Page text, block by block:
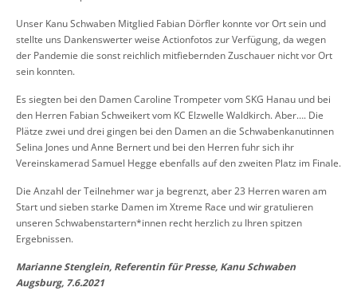
Unser Kanu Schwaben Mitglied Fabian Dörfler konnte vor Ort sein und
stellte uns Dankenswerter weise Actionfotos zur Verfügung, da wegen
der Pandemie die sonst reichlich mitfiebernden Zuschauer nicht vor Ort
sein konnten.
Es siegten bei den Damen Caroline Trompeter vom SKG Hanau und bei
den Herren Fabian Schweikert vom KC Elzwelle Waldkirch. Aber…. Die
Plätze zwei und drei gingen bei den Damen an die Schwabenkanutinnen
Selina Jones und Anne Bernert und bei den Herren fuhr sich ihr
Vereinskamerad Samuel Hegge ebenfalls auf den zweiten Platz im Finale.
Die Anzahl der Teilnehmer war ja begrenzt, aber 23 Herren waren am
Start und sieben starke Damen im Xtreme Race und wir gratulieren
unseren Schwabenstartern*innen recht herzlich zu Ihren spitzen
Ergebnissen.
Marianne Stenglein, Referentin für Presse, Kanu Schwaben
Augsburg, 7.6.2021